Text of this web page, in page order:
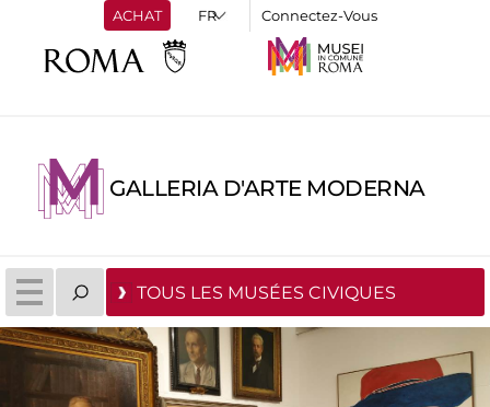
ACHAT Connectez-Vous
GALLERIA D'ARTE MODERNA
TOUS LES MUSÉES CIVIQUES